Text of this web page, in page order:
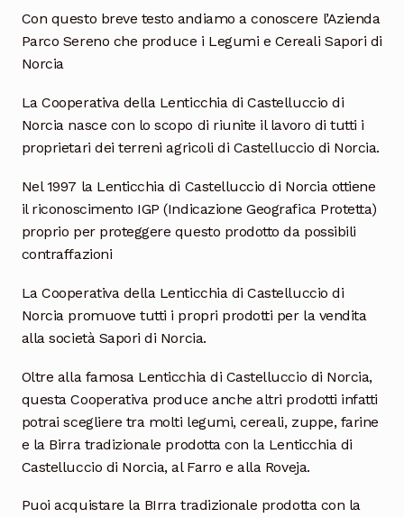
Con questo breve testo andiamo a conoscere l’Azienda
Parco Sereno che produce i Legumi e Cereali Sapori di
Norcia
La Cooperativa della Lenticchia di Castelluccio di
Norcia nasce con lo scopo di riunite il lavoro di tutti i
proprietari dei terreni agricoli di Castelluccio di Norcia.
Nel 1997 la Lenticchia di Castelluccio di Norcia ottiene
il riconoscimento IGP (Indicazione Geografica Protetta)
proprio per proteggere questo prodotto da possibili
contraffazioni
La Cooperativa della Lenticchia di Castelluccio di
Norcia promuove tutti i propri prodotti per la vendita
alla società Sapori di Norcia.
Oltre alla famosa Lenticchia di Castelluccio di Norcia,
questa Cooperativa produce anche altri prodotti infatti
potrai scegliere tra molti legumi, cereali, zuppe, farine
e la Birra tradizionale prodotta con la Lenticchia di
Castelluccio di Norcia, al Farro e alla Roveja.
Puoi acquistare la BIrra tradizionale prodotta con la